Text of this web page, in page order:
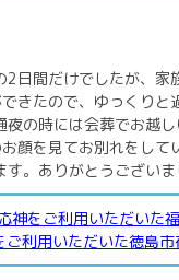
2日間だけでしたが、家
きたので、ゆっくりと
夜の時には会葬でお越
顔を見てお別れをして
。ありがとうございま
神をご利用いただいた
ご利用いただいた徳島市